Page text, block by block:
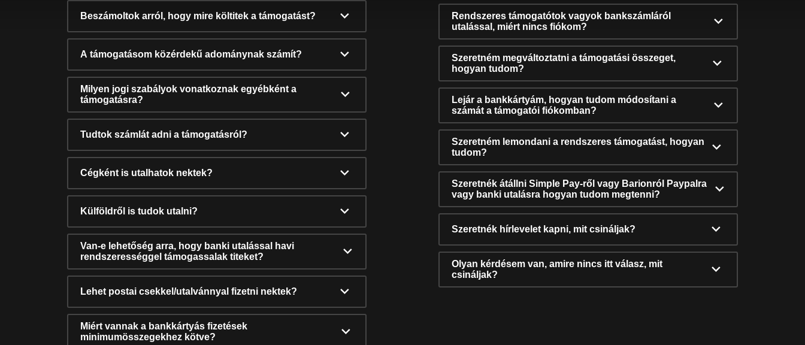
Beszámoltok arról, hogy mire költitek a támogatást?
A támogatásom közérdekű adománynak számít?
Milyen jogi szabályok vonatkoznak egyébként a
támogatásra?
Tudtok számlát adni a támogatásról?
Cégként is utalhatok nektek?
Külföldről is tudok utalni?
Van-e lehetőség arra, hogy banki utalással havi
rendszerességgel támogassalak titeket?
Lehet postai csekkel/utalvánnyal fizetni nektek?
Miért vannak a bankkártyás fizetések
minimumösszegekhez kötve?
Rendszeres támogatótok vagyok bankszámláról
utalással, miért nincs fiókom?
Szeretném megváltoztatni a támogatási összeget,
hogyan tudom?
Lejár a bankkártyám, hogyan tudom módosítani a
számát a támogatói fiókomban?
Szeretném lemondani a rendszeres támogatást, hogyan
tudom?
Szeretnék átállni Simple Pay-ről vagy Barionról Paypalra
vagy banki utalásra hogyan tudom megtenni?
Szeretnék hírlevelet kapni, mit csináljak?
Olyan kérdésem van, amire nincs itt válasz, mit
csináljak?